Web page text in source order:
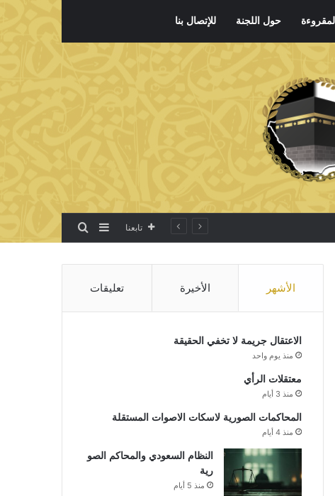
حول اللجنة للإتصال بنا
تابعنا إضافة عمود جانبي
بحث عن
الأشهر الأخيرة تعليقات
الاعتقال جريمة لا تخفي الحقيقة
منذ يوم واحد
معتقلات الرأي
منذ 3 أيام
المحاكمات الصورية لاسكات الاصوات المستقلة
منذ 4 أيام
النظام السعودي والمحاكم الصو
رية
منذ 5 أيام